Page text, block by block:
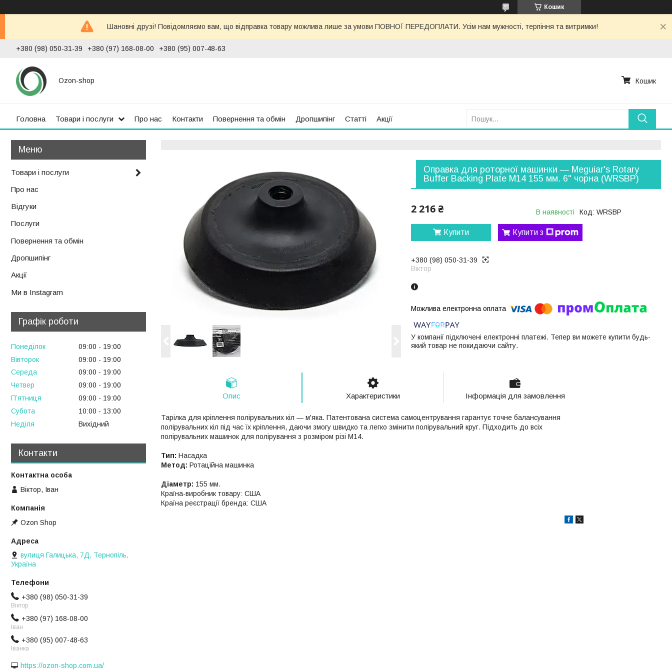
Кошик
Шановні друзі! Повідомляємо вам, що відправка товару можлива лише за умови ПОВНОЇ ПЕРЕДОПЛАТИ. Усім нам мужності, терпіння та витримки!
+380 (98) 050-31-39 +380 (97) 168-08-00 +380 (95) 007-48-63
Ozon-shop Кошик
Головна Товари і послуги Про нас Контакти Повернення та обмін Дропшипінг Статті Акції
Оправка для роторної машинки — Meguiar's Rotary
Buffer Backing Plate M14 155 мм. 6" чорна (WRSBP)
2 216 ₴ В наявності Код: WRSBP
Купити Купити з
+380 (98) 050-31-39
Віктор
У компанії підключені електронні платежі. Тепер ви можете купити будь-
який товар не покидаючи сайту.
Опис Характеристики Інформація для замовлення
Тарілка для кріплення полірувальних кіл — м'яка. Патентована система самоцентрування гарантує точне балансування
полірувальних кіл під час їх кріплення, даючи змогу швидко та легко змінити полірувальний круг. Підходить до всіх
полірувальних машинок для полірування з розміром різі М14.
Тип: Насадка
Метод: Ротаційна машинка
Діаметр: 155 мм.
Країна-виробник товару: США
Країна реєстрації бренда: США
Товари і послуги
Про нас
Відгуки
Послуги
Повернення та обмін
Дропшипінг
Акції
Ми в Instagram
Графік роботи
Понеділок 09:00
19:00
Вівторок
09:00
19:00
Середа
09:00
19:00
Четвер
09:00
19:00
Пʼятниця
09:00
19:00
Субота
10:00
13:00
Неділя
Вихідний
Контакти
Віктор, Іван
Ozon Shop
вулиця Галицька, 7Д, Тернопіль,
Україна
+380 (98) 050-31-39
Віктор
+380 (97) 168-08-00
Іван
+380 (95) 007-48-63
Іванка
https://ozon-shop.com.ua/